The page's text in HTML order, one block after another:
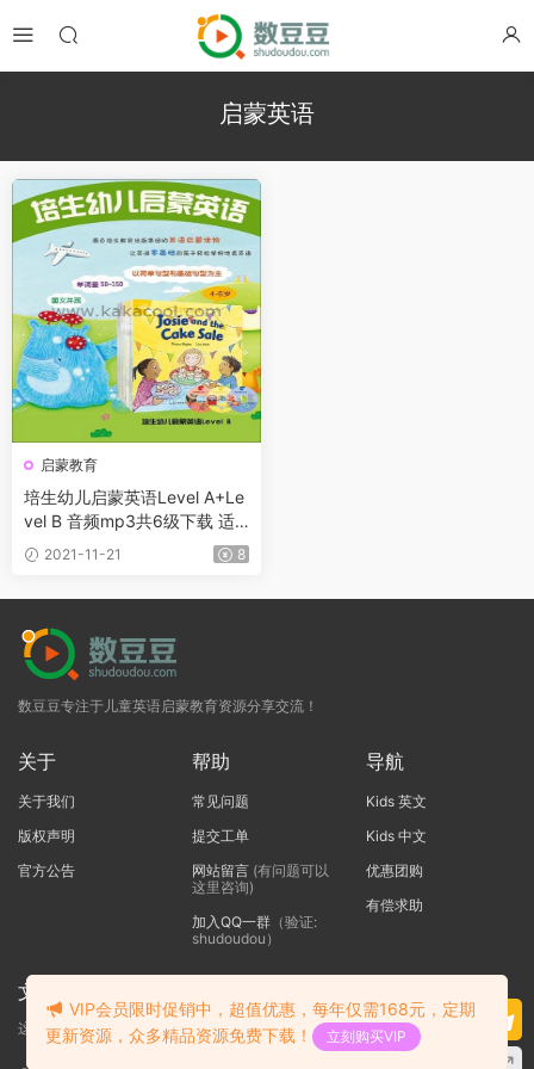
启蒙英语
启蒙教育
培生幼儿启蒙英语Level A+Le
vel B 音频mp3共6级下载 适
合3-6岁儿童
2021-11-21 8
数豆豆专注于儿童英语启蒙教育资源分享交流！
关于
关于我们
版权声明
官方公告
帮助
常见问题
提交工单
网站留言(有问题可以
这里咨询)
加入QQ一群（验证:
shudoudou）
导航
Kids 英文
Kids 中文
优惠团购
有偿求助
文本标题
这里输入代码
VIP会员限时促销中，超值优惠，每年仅需168元，定期
更新资源，众多精品资源免费下载！
立刻购买VIP